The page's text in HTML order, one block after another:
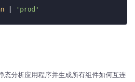
'prod'
态分析应用程序并生成所有组件如何互连